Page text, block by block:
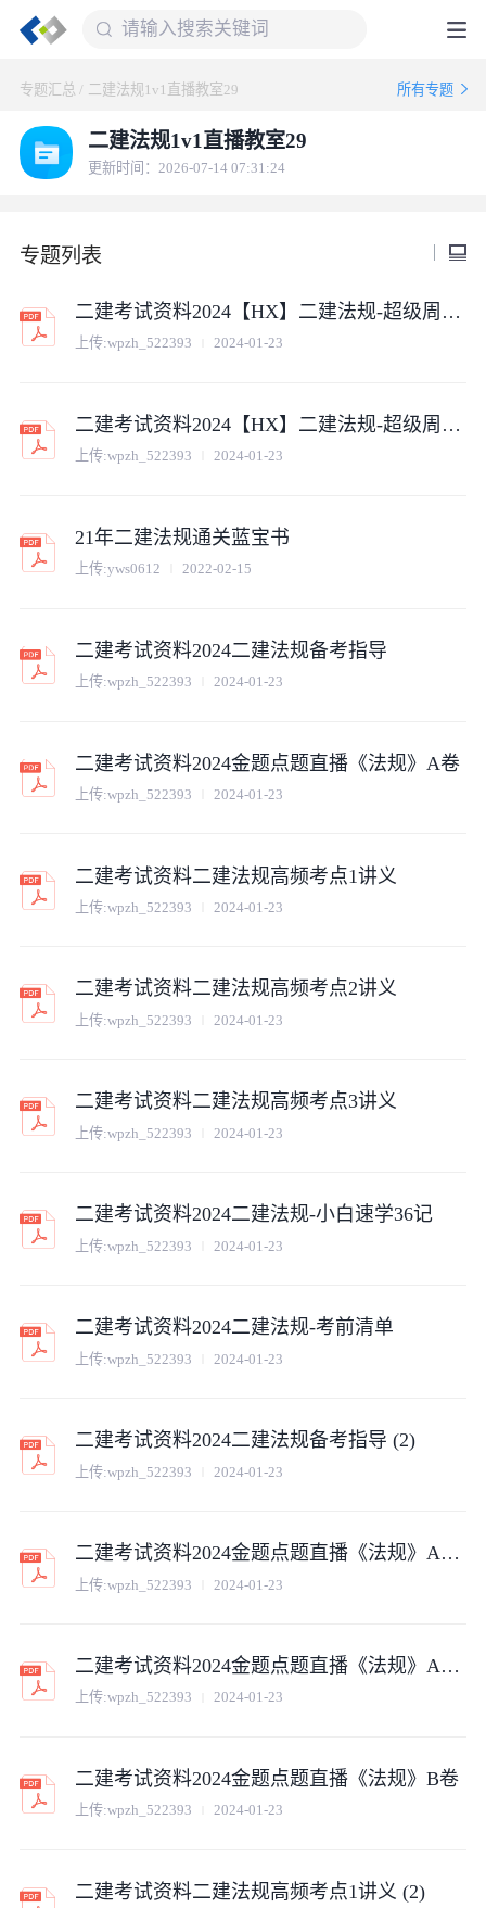
专题汇总 / 二建法规1v1直播教室29 所有专题
二建法规1v1直播教室29
更新时间：2026-07-14 07:31:24
专题列表
二建考试资料2024【HX】二建法规-超级周训直播-张峰01
上传:wpzh_522393 2024-01-23
二建考试资料2024【HX】二建法规-超级周训直播-张峰01 (2)
上传:wpzh_522393 2024-01-23
21年二建法规通关蓝宝书
上传:yws0612 2022-02-15
二建考试资料2024二建法规备考指导
上传:wpzh_522393 2024-01-23
二建考试资料2024金题点题直播《法规》A卷
上传:wpzh_522393 2024-01-23
二建考试资料二建法规高频考点1讲义
上传:wpzh_522393 2024-01-23
二建考试资料二建法规高频考点2讲义
上传:wpzh_522393 2024-01-23
二建考试资料二建法规高频考点3讲义
上传:wpzh_522393 2024-01-23
二建考试资料2024二建法规-小白速学36记
上传:wpzh_522393 2024-01-23
二建考试资料2024二建法规-考前清单
上传:wpzh_522393 2024-01-23
二建考试资料2024二建法规备考指导 (2)
上传:wpzh_522393 2024-01-23
二建考试资料2024金题点题直播《法规》A卷 (2)
上传:wpzh_522393 2024-01-23
二建考试资料2024金题点题直播《法规》A卷答案
上传:wpzh_522393 2024-01-23
二建考试资料2024金题点题直播《法规》B卷
上传:wpzh_522393 2024-01-23
二建考试资料二建法规高频考点1讲义 (2)